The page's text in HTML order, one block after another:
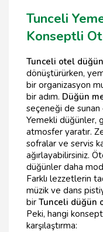
Tunceli
Konseptli
Tunceli otel
dönüştürürken,
bir organizasyon
bir adım. Düğün
seçeneği de
Yemekli düğünler,
atmosfer yaratır.
sofralar ve servis
ağırlayabilirsiniz.
düğünler daha
Farklı lezzetlerin
müzik ve dans
bir Tunceli düğün
Peki, hangi
karşılaştırma: